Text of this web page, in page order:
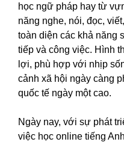
học ngữ pháp hay từ
năng nghe, nói, đọc,
toàn diện các khả năng
tiếp và công việc. Hình
lợi, phù hợp với nhịp
cảnh xã hội ngày càng
quốc tế ngày một cao.
Ngày nay, với sự phát
việc học online tiếng